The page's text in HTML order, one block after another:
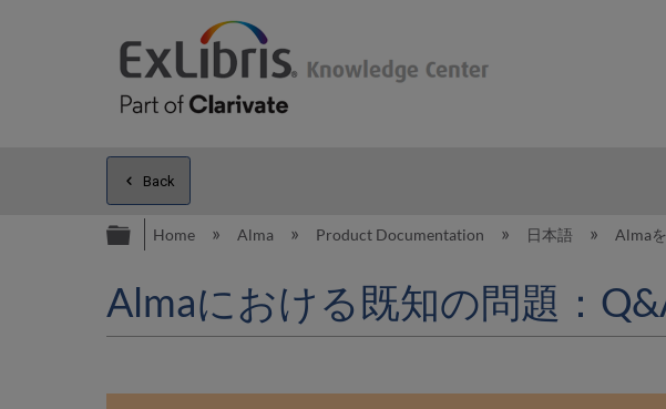
Back
Expand/collapse global hierarchy
Home Alma Product Documentation 日本語 Alma
Almaにおける既知の問題：